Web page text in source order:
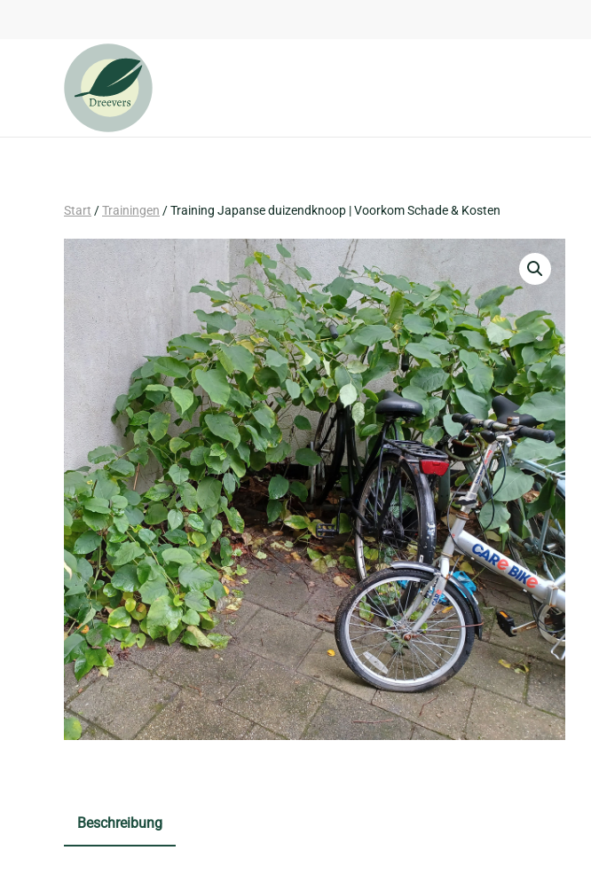
Zum Hauptinhalt springen
Start /Trainingen / Training Japanse duizendknoop | Voorkom Schade & Kosten
Beschreibung